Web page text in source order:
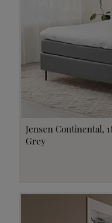
Jensen Continental,
Grey